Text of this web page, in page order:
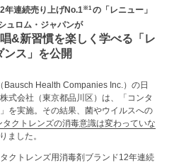
年連続売り上げNo.1 ※1 の「レニュー」
ュロム・ジャパンが
&新習慣を楽しく学べる「レ
ンス」を公開
Bausch Health Companies Inc.）の日
式会社（東京都品川区）は、「コンタ
を実施。その結果、菌やウイルスへの
タクトレンズの消毒意識は変わっていな
ました。
クトレンズ用消毒剤ブランド12年連続